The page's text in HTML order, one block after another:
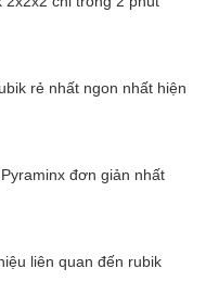
rẻ nhất ngon nhất hiện
đơn giản nhất
liên quan đến rubik